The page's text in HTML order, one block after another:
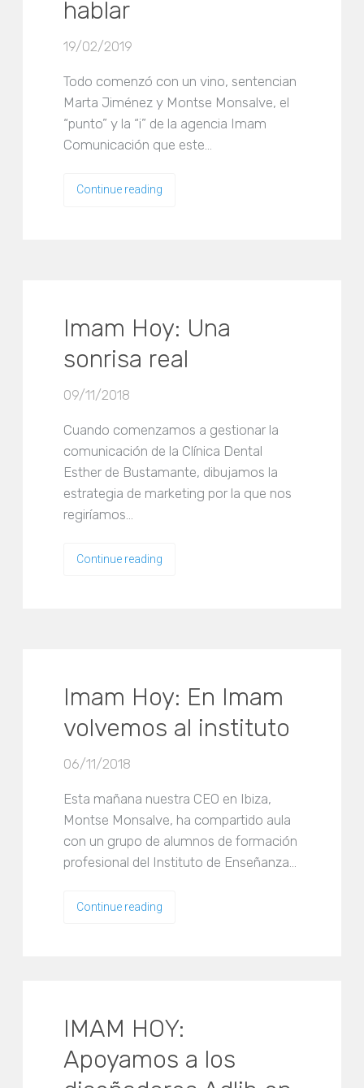
hablar
19/02/2019
Todo comenzó con un vino, sentencian
Marta Jiménez y Montse Monsalve, el
“punto” y la “i” de la agencia Imam
Comunicación que este…
Continue reading
Imam Hoy: Una
sonrisa real
09/11/2018
Cuando comenzamos a gestionar la
comunicación de la Clínica Dental
Esther de Bustamante, dibujamos la
estrategia de marketing por la que nos
regiríamos…
Continue reading
Imam Hoy: En Imam
volvemos al instituto
06/11/2018
Esta mañana nuestra CEO en Ibiza,
Montse Monsalve, ha compartido aula
con un grupo de alumnos de formación
profesional del Instituto de Enseñanza…
Continue reading
IMAM HOY:
Apoyamos a los